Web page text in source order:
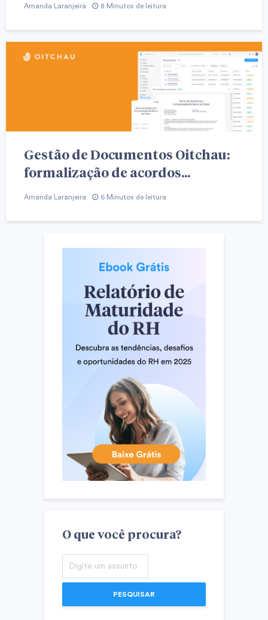
Amanda Laranjeira 8 Minutos de leitura
Gestão de Documentos Oitchau:
formalização de acordos...
Amanda Laranjeira 6 Minutos de leitura
O que você procura?
PESQUISAR